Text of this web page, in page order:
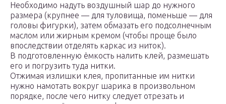
Необходимо надуть воздушный шар до нужного
размера (крупнее — для туловища, поменьше — для
головы фигурки), затем обмазать его подсолнечным
маслом или жирным кремом (чтобы проще было
впоследствии отделять каркас из ниток).
В подготовленную ёмкость налить клей, размешать
его и погрузить туда нитки.
Отжимая излишки клея, пропитанные им нитки
нужно намотать вокруг шарика в произвольном
порядке, после чего нитку следует отрезать и